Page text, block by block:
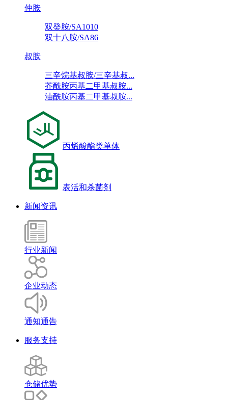
仲胺
双癸胺/SA1010
双十八胺/SA86
叔胺
三辛烷基叔胺/三辛基叔...
芥酰胺丙基二甲基叔胺...
油酰胺丙基二甲基叔胺...
丙烯酸酯类单体
表活和杀菌剂
新闻资讯
行业新闻
企业动态
通知通告
服务支持
仓储优势